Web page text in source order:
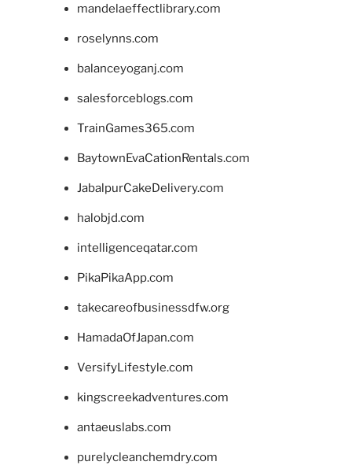
mandelaeffectlibrary.com
roselynns.com
balanceyoganj.com
salesforceblogs.com
TrainGames365.com
BaytownEvaCationRentals.com
JabalpurCakeDelivery.com
halobjd.com
intelligenceqatar.com
PikaPikaApp.com
takecareofbusinessdfw.org
HamadaOfJapan.com
VersifyLifestyle.com
kingscreekadventures.com
antaeuslabs.com
purelycleanchemdry.com